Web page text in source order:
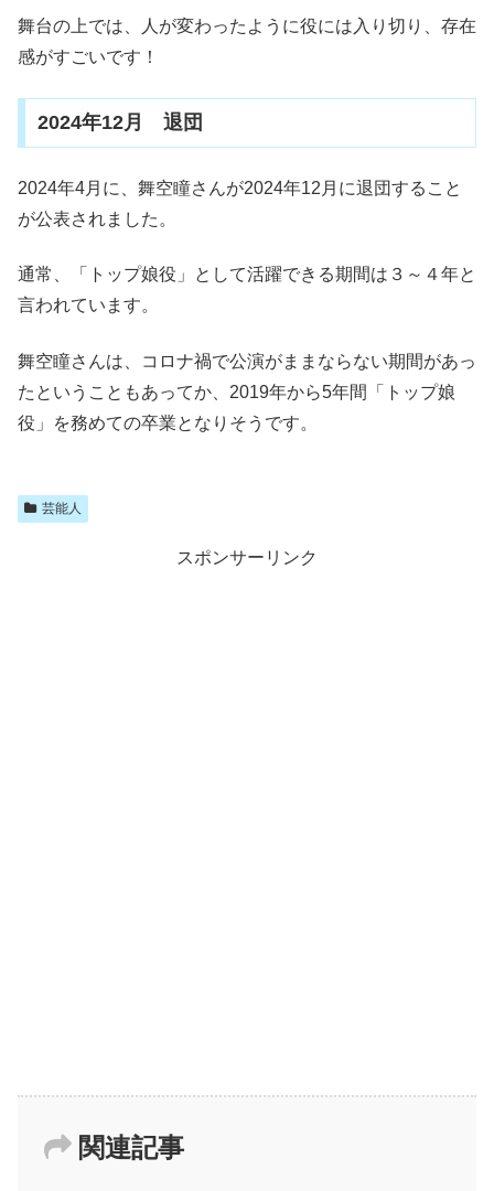
舞台の上では、人が変わったように役には入り切り、存在
感がすごいです！
2024年12月 退団
2024年4月に、舞空瞳さんが2024年12月に退団すること
が公表されました。
通常、「トップ娘役」として活躍できる期間は３～４年と
言われています。
舞空瞳さんは、コロナ禍で公演がままならない期間があっ
たということもあってか、2019年から5年間「トップ娘
役」を務めての卒業となりそうです。
芸能人
スポンサーリンク
関連記事